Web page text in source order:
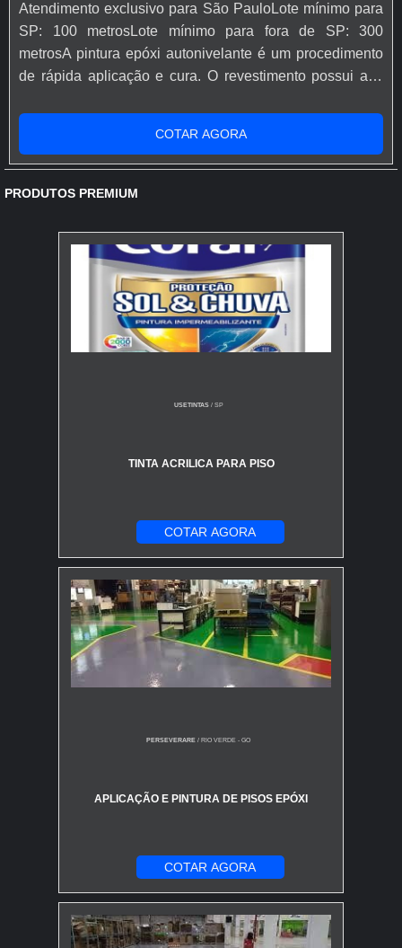
Atendimento exclusivo para São PauloLote mínimo para
SP: 100 metrosLote mínimo para fora de SP: 300
metrosA pintura epóxi autonivelante é um procedimento
de rápida aplicação e cura. O revestimento possui alta
número de aplicações e densidade da tinta aplicada.A
Vipoxi é uma empresa com anos de experiência em
pintura com epóxi e está sempre procurando soluções
inovadoras, que, aliadas...
COTAR AGORA
PRODUTOS PREMIUM
USETINTAS/ SP
TINTA ACRILICA PARA PISO
COTAR AGORA
PERSEVERARE / RIO VERDE - GO
APLICAÇÃO E PINTURA DE PISOS EPÓXI
COTAR AGORA